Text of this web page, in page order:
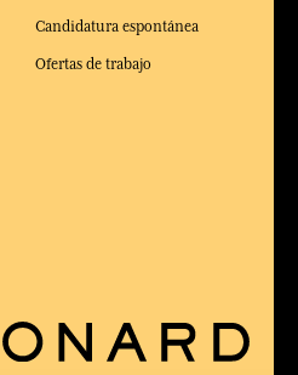
Candidatura espontánea
Ofertas de trabajo